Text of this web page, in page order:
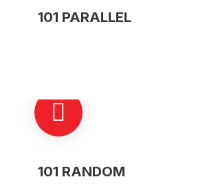
101 PARALLEL
101 RANDOM